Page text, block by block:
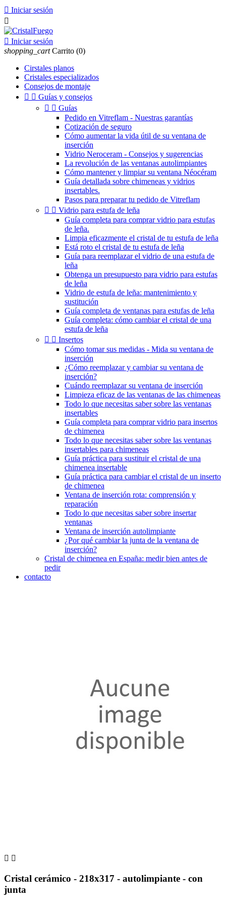
 Iniciar sesión

 Iniciar sesión
shopping_cart Carrito (0)
Cirstales planos
Cristales especializados
Consejos de montaje
  Guías y consejos
  Guías
Pedido en Vitreflam - Nuestras garantías
Cotización de seguro
Cómo aumentar la vida útil de su ventana de
inserción
Vidrio Neroceram - Consejos y sugerencias
La revolución de las ventanas autolimpiantes
Cómo mantener y limpiar su ventana Néocéram
Guía detallada sobre chimeneas y vidrios
insertables.
Pasos para preparar tu pedido de Vitreflam
  Vidrio para estufa de leña
Guía completa para comprar vidrio para estufas
de leña.
Limpia eficazmente el cristal de tu estufa de leña
Está roto el cristal de tu estufa de leña
Guía para reemplazar el vidrio de una estufa de
leña
Obtenga un presupuesto para vidrio para estufas
de leña
Vidrio de estufa de leña: mantenimiento y
sustitución
Guía completa de ventanas para estufas de leña
Guía completa: cómo cambiar el cristal de una
estufa de leña
  Insertos
Cómo tomar sus medidas - Mida su ventana de
inserción
¿Cómo reemplazar y cambiar su ventana de
inserción?
Cuándo reemplazar su ventana de inserción
Limpieza eficaz de las ventanas de las chimeneas
Todo lo que necesitas saber sobre las ventanas
insertables
Guía completa para comprar vidrio para insertos
de chimenea
Todo lo que necesitas saber sobre las ventanas
insertables para chimeneas
Guía práctica para sustituir el cristal de una
chimenea insertable
Guía práctica para cambiar el cristal de un inserto
de chimenea
Ventana de inserción rota: comprensión y
reparación
Todo lo que necesitas saber sobre insertar
ventanas
Ventana de inserción autolimpiante
¿Por qué cambiar la junta de la ventana de
inserción?
Cristal de chimenea en España: medir bien antes de
pedir
contacto
 
Cristal cerámico - 218x317 - autolimpiante - con
junta